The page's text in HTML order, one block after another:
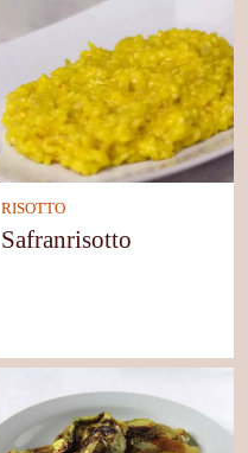
RISOTTO
Safranrisotto